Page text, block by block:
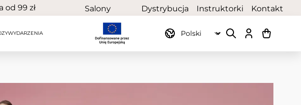
od 99 zł
Salony
partnerskie
Dystrybucja Instruktorki Kontakt
WYDARZENIA